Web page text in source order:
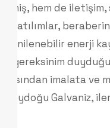
hem de
atılımlar,
yenilenebilir enerji
gereksinim
imalata
Galvaniz,